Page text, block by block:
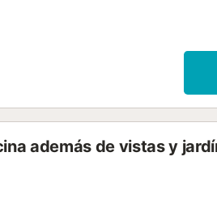
y tiendas locales. Las
además de vistas y